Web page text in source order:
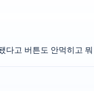
다고 버튼도 안먹히고